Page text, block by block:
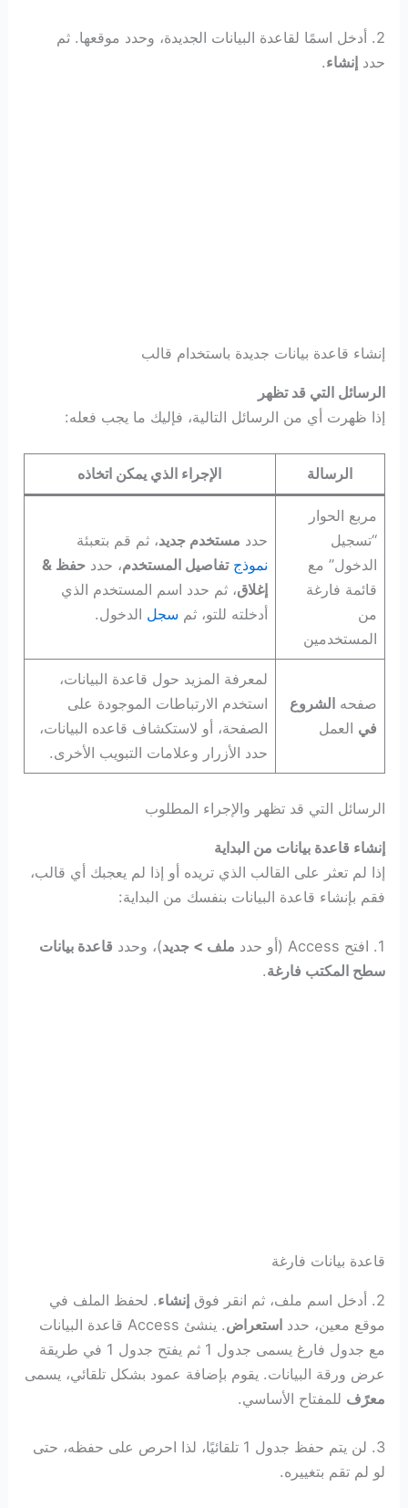
2. أدخل اسمًا لقاعدة البيانات الجديدة، وحدد موقعها. ثم
حددإنشاء.
إنشاء قاعدة بيانات جديدة باستخدام قالب
الرسائل التي قد تظهر
إذا ظهرت أي من الرسائل التالية، فإليك ما يجب فعله:
الرسالة الإجراء الذي يمكن اتخاذه
مربع الحوار
“تسجيل
الدخول” مع
قائمة فارغة
من
المستخدمين
حدد مستخدم جديد، ثم قم بتعبئة
نموذج تفاصيل المستخدم، حددحفظ &
إغلاق، ثم حدد اسم المستخدم الذي
أدخلته للتو، ثم سجل الدخول.
صفحه الشروع
في العمل
لمعرفة المزيد حول قاعدة البيانات،
استخدم الارتباطات الموجودة على
الصفحة، أو لاستكشاف قاعده البيانات،
حدد الأزرار وعلامات التبويب الأخرى.
الرسائل التي قد تظهر والإجراء المطلوب
إنشاء قاعدة بيانات من البداية
إذا لم تعثر على القالب الذي تريده أو إذا لم يعجبك أي قالب،
فقم بإنشاء قاعدة البيانات بنفسك من البداية:
1. افتح Access (أو حدد ملف > جديد)، وحدد قاعدة بيانات
سطح المكتب فارغة.
قاعدة بيانات فارغة
2. أدخل اسم ملف، ثم انقر فوق إنشاء. لحفظ الملف في
موقع معين، حدد استعراض
. ينشئ Access قاعدة البيانات
مع جدول فارغ يسمى جدول 1 ثم يفتح جدول 1 في طريقة
عرض ورقة البيانات. يقوم بإضافة عمود بشكل تلقائي، يسمى
معرًف للمفتاح الأساسي.
3. لن يتم حفظ جدول 1 تلقائيًا، لذا احرص على حفظه، حتى
لو لم تقم بتغييره.